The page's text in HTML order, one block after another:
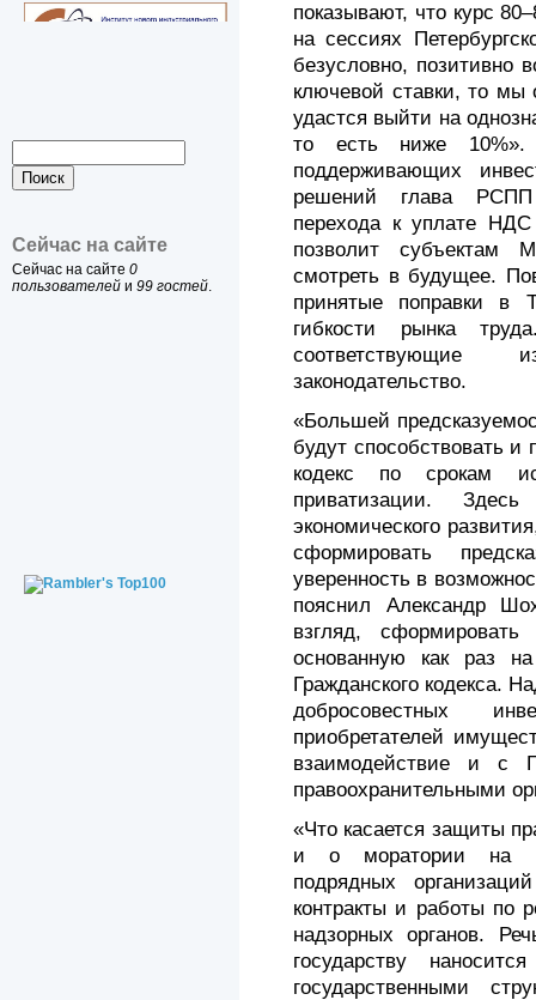
Сейчас на сайте
Сейчас на сайте 0
пользователей и 99 гостей.
показывают, что курс
на сессиях
безусловно, позитивно
ключевой ставки, то мы
удастся выйти на
то есть ниже
поддерживающих
решений глава РСПП
перехода к уплате
позволит субъектам
смотреть в будущее.
принятые поправки в
гибкости рынка
соответствующие
законодательство.
«Большей
будут способствовать и
кодекс по срокам
приватизации.
экономического
сформировать
уверенность в
пояснил Александр
взгляд, сформировать
основанную как раз
Гражданского кодекса.
добросовестных
приобретателей
взаимодействие и с
правоохранительными
«Что касается защиты
и о моратории на
подрядных
контракты и работы по
надзорных органов.
государству
государственными